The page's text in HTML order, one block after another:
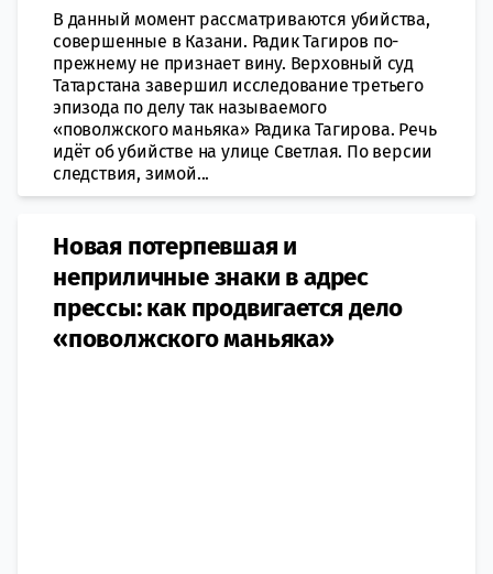
В данный момент рассматриваются убийства,
совершенные в Казани. Радик Тагиров по-
прежнему не признает вину. Верховный суд
Татарстана завершил исследование третьего
эпизода по делу так называемого
«поволжского маньяка» Радика Тагирова. Речь
идёт об убийстве на улице Светлая. По версии
следствия, зимой...
Новая потерпевшая и
неприличные знаки в адрес
прессы: как продвигается дело
«поволжского маньяка»